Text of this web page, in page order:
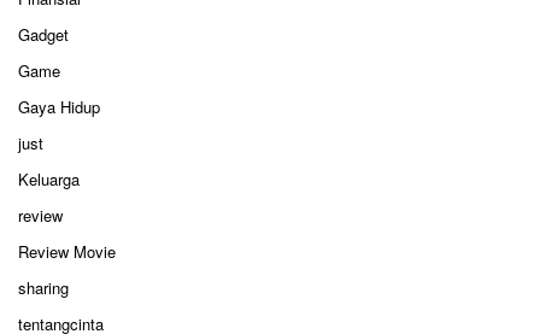
Gadget
Game
Gaya Hidup
just
Keluarga
review
Review Movie
sharing
tentangcinta